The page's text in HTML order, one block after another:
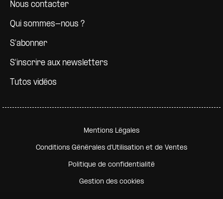
Nous contacter
Qui sommes-nous ?
S'abonner
S'inscrire aux newsletters
Tutos vidéos
Pied de page secondaire
Mentions Légales
Conditions Générales d'Utilisation et de Ventes
Politique de confidentialité
Gestion des cookies